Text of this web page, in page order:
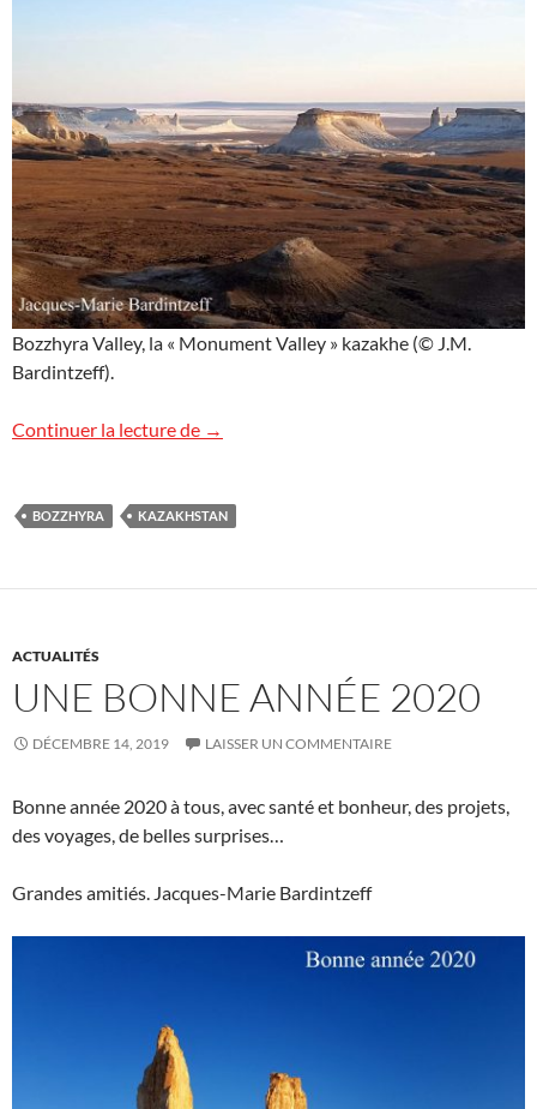
Bozzhyra Valley, la « Monument Valley » kazakhe (© J.M.
Bardintzeff).
Continuer la lecture de La vallée de Bozzhyra, Kazakhstan
→
BOZZHYRA KAZAKHSTAN
ACTUALITÉS
UNE BONNE ANNÉE 2020
DÉCEMBRE 14, 2019 LAISSER UN COMMENTAIRE
Bonne année 2020 à tous, avec santé et bonheur, des projets,
des voyages, de belles surprises…
Grandes amitiés. Jacques-Marie Bardintzeff